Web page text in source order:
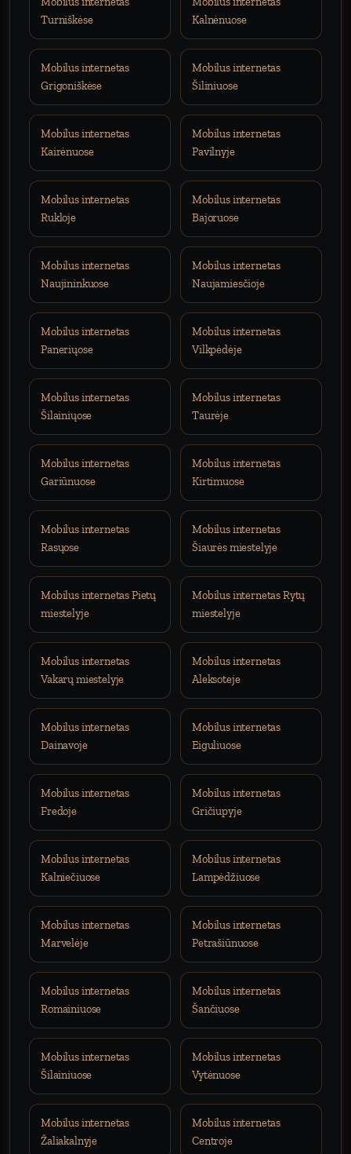
Turniškėse
Kalnėnuose
Mobilus internetas
Grigoniškėse
Mobilus internetas
Šiliniuose
Mobilus internetas
Kairėnuose
Mobilus internetas
Pavilnyje
Mobilus internetas
Rukloje
Mobilus internetas
Bajoruose
Mobilus internetas
Naujininkuose
Mobilus internetas
Naujamiesčioje
Mobilus internetas
Paneriųose
Mobilus internetas
Vilkpėdėje
Mobilus internetas
Šilainiųose
Mobilus internetas
Taurėje
Mobilus internetas
Gariūnuose
Mobilus internetas
Kirtimuose
Mobilus internetas
Rasųose
Mobilus internetas
Šiaurės miestelyje
Mobilus internetas Pietų
miestelyje
Mobilus internetas Rytų
miestelyje
Mobilus internetas
Vakarų miestelyje
Mobilus internetas
Aleksoteje
Mobilus internetas
Dainavoje
Mobilus internetas
Eiguliuose
Mobilus internetas
Fredoje
Mobilus internetas
Gričiupyje
Mobilus internetas
Kalniečiuose
Mobilus internetas
Lampėdžiuose
Mobilus internetas
Marvelėje
Mobilus internetas
Petrašiūnuose
Mobilus internetas
Romainiuose
Mobilus internetas
Šančiuose
Mobilus internetas
Šilainiuose
Mobilus internetas
Vytėnuose
Mobilus internetas
Žaliakalnyje
Mobilus internetas
Centroje